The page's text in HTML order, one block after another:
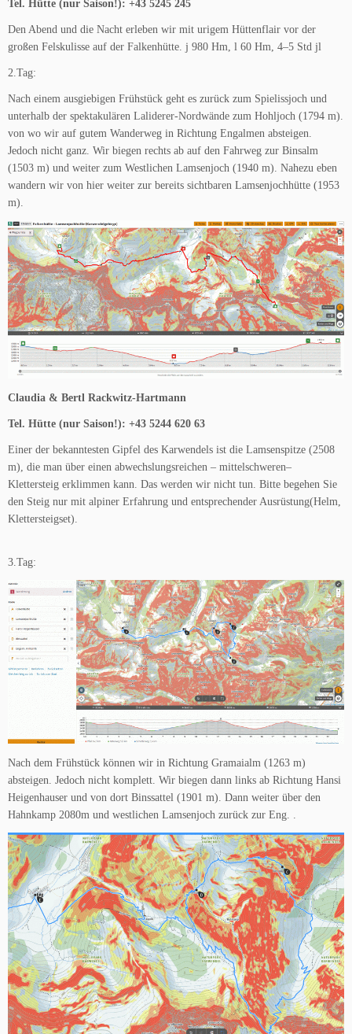
Tel. Hütte (nur Saison!): +43 5245 245
Den Abend und die Nacht erleben wir mit urigem Hüttenflair vor der
großen Felskulisse auf der Falkenhütte. j 980 Hm, l 60 Hm, 4–5 Std jl
2.Tag:
Nach einem ausgiebigen Frühstück geht es zurück zum Spielissjoch und
unterhalb der spektakulären Laliderer-Nordwände zum Hohljoch (1794 m).
von wo wir auf gutem Wanderweg in Richtung Engalmen absteigen.
Jedoch nicht ganz. Wir biegen rechts ab auf den Fahrweg zur Binsalm
(1503 m) und weiter zum Westlichen Lamsenjoch (1940 m). Nahezu eben
wandern wir von hier weiter zur bereits sichtbaren Lamsenjochhütte (1953
m).
Claudia & Bertl Rackwitz-Hartmann
Tel. Hütte (nur Saison!): +43 5244 620 63
Einer der bekanntesten Gipfel des Karwendels ist die Lamsenspitze (2508
m), die man über einen abwechslungsreichen – mittelschweren–
Klettersteig erklimmen kann. Das werden wir nicht tun. Bitte begehen Sie
den Steig nur mit alpiner Erfahrung und entsprechender Ausrüstung(Helm,
Klettersteigset).
3.Tag:
Nach dem Frühstück können wir in Richtung Gramaialm (1263 m)
absteigen. Jedoch nicht komplett. Wir biegen dann links ab Richtung Hansi
Heigenhauser und von dort Binssattel (1901 m). Dann weiter über den
Hahnkamp 2080m und westlichen Lamsenjoch zurück zur Eng. .